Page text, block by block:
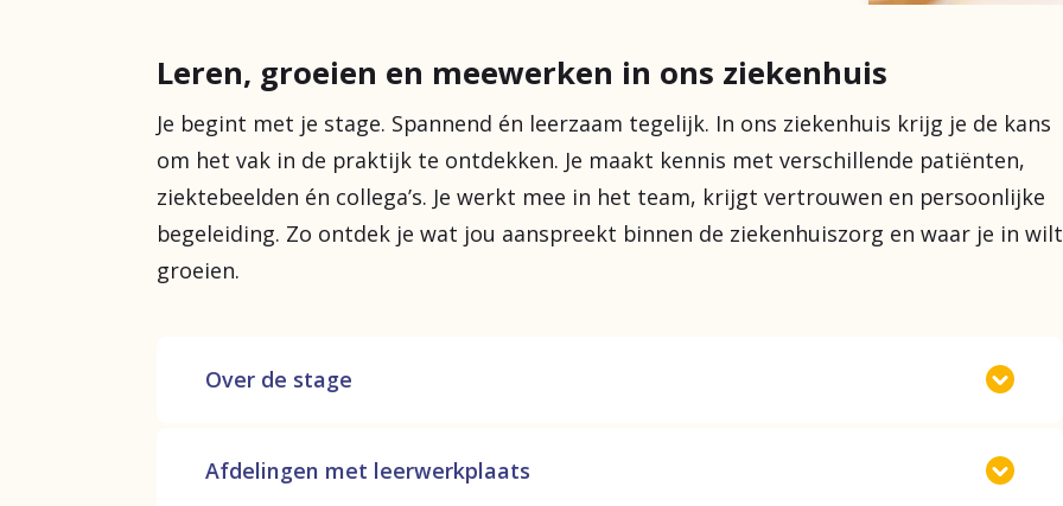
Leren, groeien en meewerken in ons ziekenhuis
Je begint met je stage. Spannend én leerzaam tegelijk. In ons ziekenhuis krijg je de kans
om het vak in de praktijk te ontdekken. Je maakt kennis met verschillende patiënten,
ziektebeelden én collega’s. Je werkt mee in het team, krijgt vertrouwen en persoonlijke
begeleiding. Zo ontdek je wat jou aanspreekt binnen de ziekenhuiszorg en waar je in wilt
groeien.
Over de stage
onderdeel van je opleiding. Het is de plek waar theorie en praktijk
Afdelingen met leerwerkplaats